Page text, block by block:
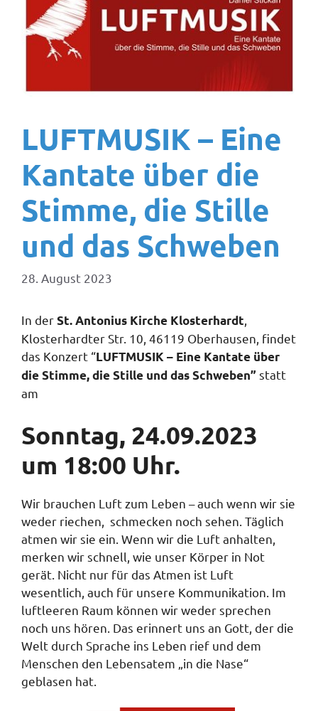
LUFTMUSIK – Eine
Kantate über die
Stimme, die Stille
und das Schweben
28. August 2023
In derSt. Antonius Kirche Klosterhardt,
Klosterhardter Str. 10, 46119 Oberhausen, findet
das Konzert “LUFTMUSIK – Eine Kantate über
die Stimme, die Stille und das Schweben” statt
am
Sonntag, 24.09.2023
um 18:00 Uhr.
Wir brauchen Luft zum Leben – auch wenn wir sie
weder riechen, schmecken noch sehen. Täglich
atmen wir sie ein. Wenn wir die Luft anhalten,
merken wir schnell, wie unser Körper in Not
gerät. Nicht nur für das Atmen ist Luft
wesentlich, auch für unsere Kommunikation. Im
luftleeren Raum können wir weder sprechen
noch uns hören. Das erinnert uns an Gott, der die
Welt durch Sprache ins Leben rief und dem
Menschen den Lebensatem „in die Nase“
geblasen hat.